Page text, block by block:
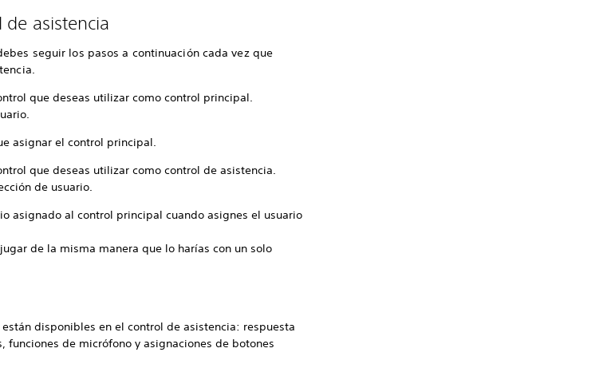
asistencia
seguir los pasos a continuación cada vez que
que deseas utilizar como control principal.
asignar el control principal.
que deseas utilizar como control de asistencia.
de usuario.
asignado al control principal cuando asignes el usuario
de la misma manera que lo harías con un solo
disponibles en el control de asistencia: respuesta
funciones de micrófono y asignaciones de botones